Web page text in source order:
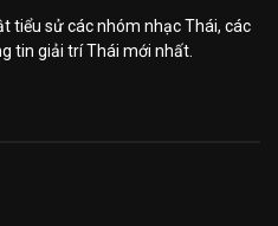
tiểu sử các nhóm nhạc Thái, các
tin giải trí Thái mới nhất.